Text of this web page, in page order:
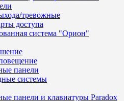
тревожные
доступа
система "Орион"
панели
системы
панели и клавиатуры Paradox